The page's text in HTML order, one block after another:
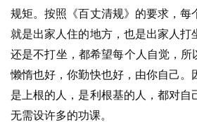
规矩。按照《百丈清规》的要求，每
就是出家人住的地方，也是出家人打
还是不打坐，都希望每个人自觉，所
懒惰也好，你勤快也好，由你自己。
是上根的人，是利根基的人，都对自
无需设许多的功课。